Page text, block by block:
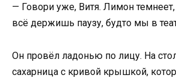
— Говори уже, Витя. Лимон темнеет,
всё держишь паузу, будто мы в
Он провёл ладонью по лицу. На
сахарница с кривой крышкой,